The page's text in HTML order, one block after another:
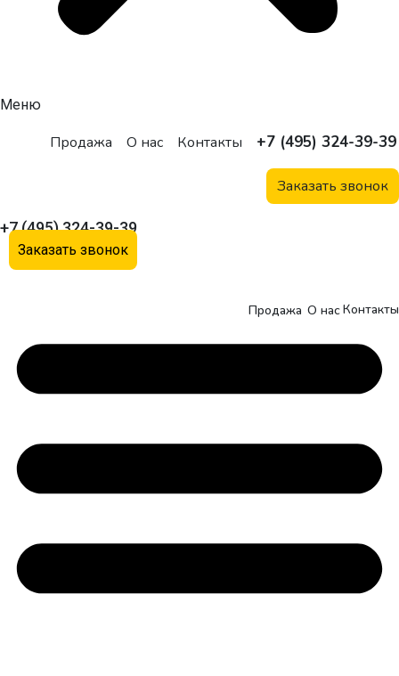
Меню
Продажа О нас Контакты +7 (495) 324-39-39
Заказать звонок
+7 (495) 324-39-39
Заказать звонок
Продажа О насКонтакты